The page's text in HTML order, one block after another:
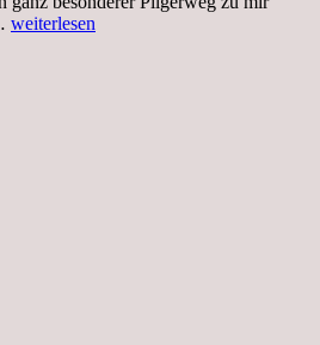
Donnerstag,
weiterlesen